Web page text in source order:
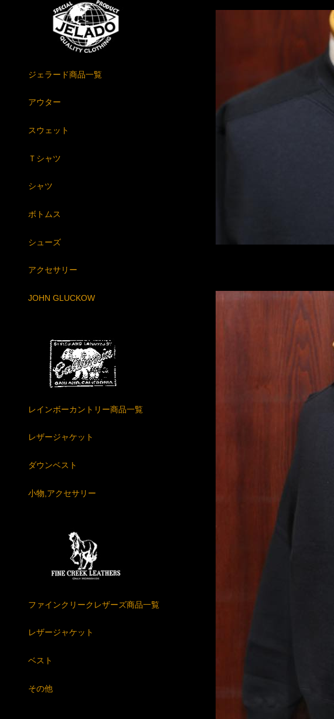
ジェラード商品一覧
アウター
スウェット
Ｔシャツ
シャツ
ボトムス
シューズ
アクセサリー
JOHN GLUCKOW
レインボーカントリー商品一覧
レザージャケット
ダウンベスト
小物,アクセサリー
ファインクリークレザーズ商品一覧
レザージャケット
ベスト
その他